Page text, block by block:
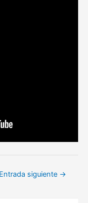
Entrada siguiente →